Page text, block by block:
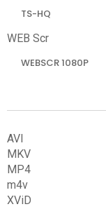
TS-HQ
WEB Scr
WEBSCR 1080P
AVI
MKV
MP4
m4v
XViD